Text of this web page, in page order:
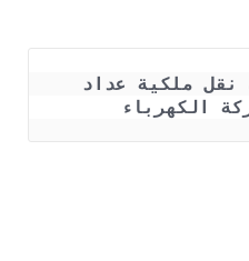
الكهرباء